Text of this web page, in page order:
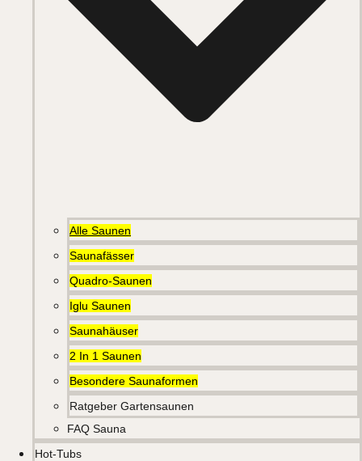
Alle Saunen
Saunafässer
Quadro-Saunen
Iglu Saunen
Saunahäuser
2 In 1 Saunen
Besondere Saunaformen
Ratgeber Gartensaunen
FAQ Sauna
Hot-Tubs